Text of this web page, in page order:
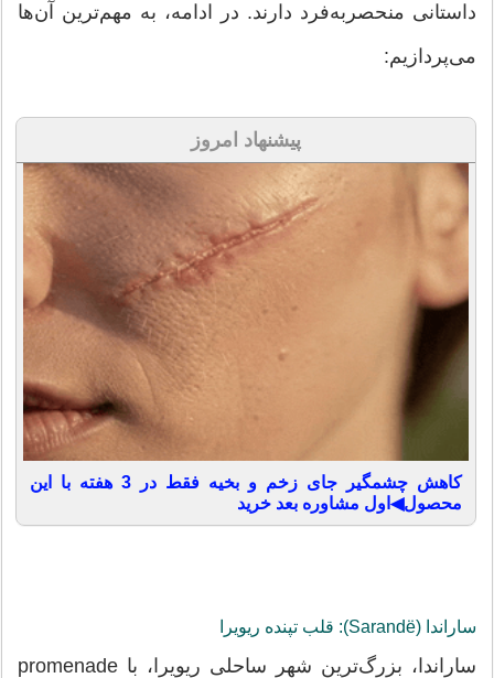
داستانی منحصربه‌فرد دارند. در ادامه، به مهم‌ترین آن‌ها
می‌پردازیم:
پیشنهاد امروز
کاهش چشمگیر جای زخم و بخیه فقط در 3 هفته با این
محصول◀اول مشاوره بعد خرید
ساراندا (Sarandë): قلب تپنده ریویرا
ساراندا، بزرگ‌ترین شهر ساحلی ریویرا، با promenade